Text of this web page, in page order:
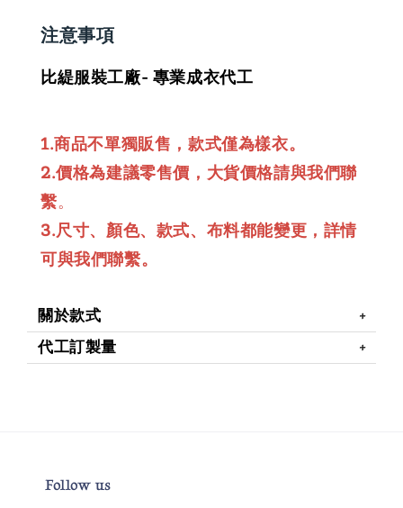
注意事項
比緹服裝工廠- 專業成衣代工
1.商品不單獨販售，款式僅為樣衣。
2.價格為建議零售價，大貨價格請與我們聯
繫。
3.尺寸、顏色、款式、布料都能變更，詳情
可與我們聯繫。
關於款式
代工訂製量
Follow us